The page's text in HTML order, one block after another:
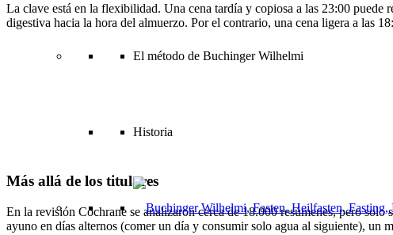
El método de Buchinger Wilhelmi
Historia
La clave está en la flexibilidad. Una cena tardía y copiosa a las 23:00 puede
digestiva hacia la hora del almuerzo. Por el contrario, una cena ligera a las
Más allá de los titulares
En la revisión Cochrane se analizaron cerca de 18.000 resúmenes, pero
ayuno en días alternos (comer un día y consumir solo agua al siguiente), un